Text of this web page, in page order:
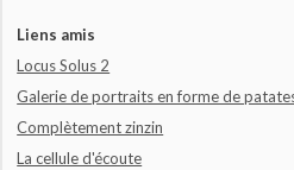
Liens amis
Locus Solus 2
Galerie de portraits en forme de
Complètement zinzin
La cellule d'écoute